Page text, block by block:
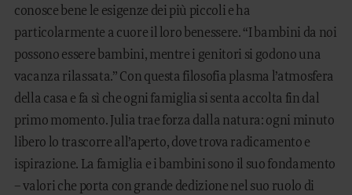
conosce bene le esigenze dei più piccoli e ha
particolarmente a cuore il loro benessere. “I bambini da noi
possono essere bambini, mentre i genitori si godono una
vacanza rilassata.” Con questa filosofia plasma l’atmosfera
della casa e fa sì che ogni famiglia si senta accolta fin dal
primo momento. Julia trae forza dalla natura: ogni minuto
libero lo trascorre all’aperto, dove trova radicamento e
ispirazione. La famiglia e i bambini sono il suo fondamento
– valori che porta con grande dedizione nel suo ruolo di